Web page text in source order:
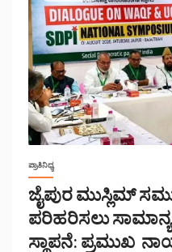
ಪ್ರಾತಿನಿಧ್ಯ
ಜೈಪುರ ಮುಸ್ಲಿಮ್
ಪರಿಹರಿಸಲು
ಸ್ಥಾಪನೆ: ಪ್ರಮುಖ